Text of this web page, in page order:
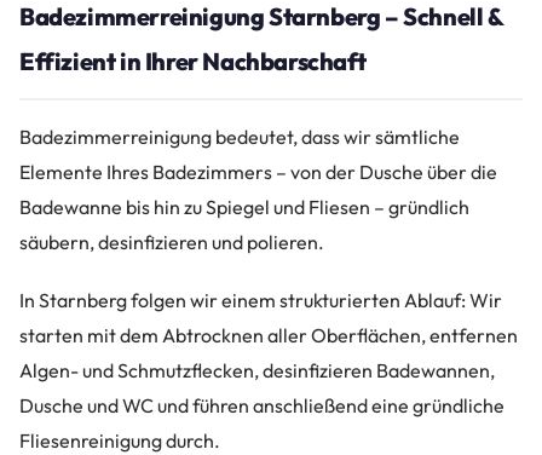
Badezimmerreinigung Starnberg – Schnell &
Effizient in Ihrer Nachbarschaft
Badezimmerreinigung bedeutet, dass wir sämtliche
Elemente Ihres Badezimmers – von der Dusche über die
Badewanne bis hin zu Spiegel und Fliesen – gründlich
säubern, desinfizieren und polieren.
In Starnberg folgen wir einem strukturierten Ablauf: Wir
starten mit dem Abtrocknen aller Oberflächen, entfernen
Algen- und Schmutzflecken, desinfizieren Badewannen,
Dusche und WC und führen anschließend eine gründliche
Fliesenreinigung durch.